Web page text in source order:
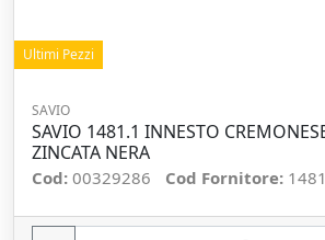
Ultimi Pezzi
SAVIO
SAVIO 1481.1 INNESTO
ZINCATA NERA
Cod: 00329286 Cod Fornitore: